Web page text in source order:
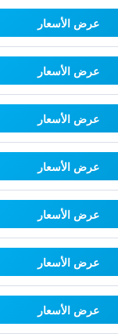
عرض الأسعار
عرض الأسعار
عرض الأسعار
عرض الأسعار
عرض الأسعار
عرض الأسعار
عرض الأسعار